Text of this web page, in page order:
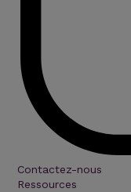
Contactez-nous
Ressources